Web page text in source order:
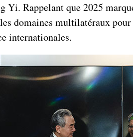
Yi. Rappelant que 2025
domaines multilatéraux
internationales.